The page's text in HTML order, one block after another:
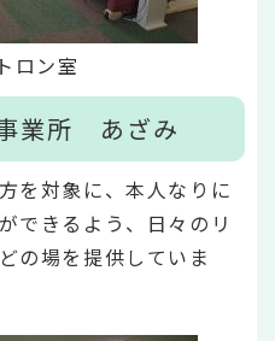
ロン室
業所 あざみ
を対象に、本人なりに
できるよう、日々のリ
の場を提供していま